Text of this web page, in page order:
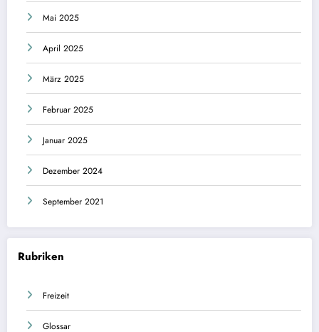
Mai 2025
April 2025
März 2025
Februar 2025
Januar 2025
Dezember 2024
September 2021
Rubriken
Freizeit
Glossar